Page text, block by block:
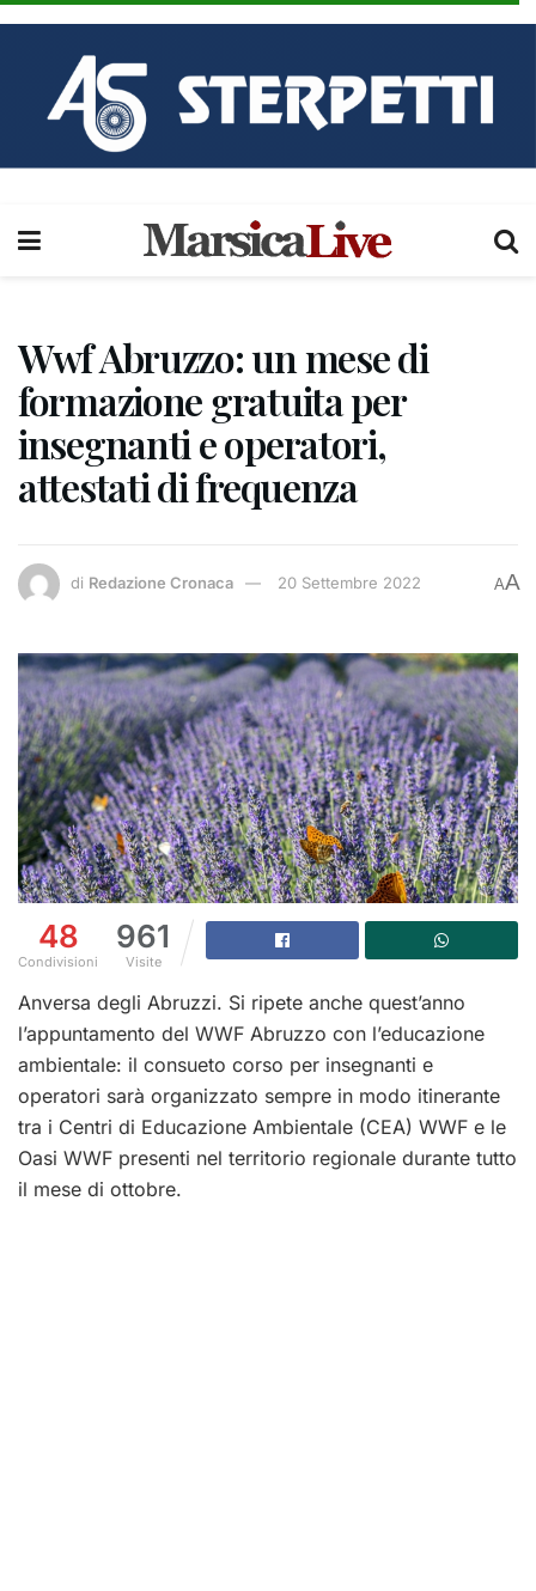
Wwf Abruzzo: un mese di
formazione gratuita per
insegnanti e operatori,
attestati di frequenza
di Redazione Cronaca 20 Settembre 2022 AA
48
Condivisioni
961
Visite
Anversa degli Abruzzi. Si ripete anche quest’anno
l’appuntamento del WWF Abruzzo con l’educazione
ambientale: il consueto corso per insegnanti e
operatori sarà organizzato sempre in modo itinerante
tra i Centri di Educazione Ambientale (CEA) WWF e le
Oasi WWF presenti nel territorio regionale durante tutto
il mese di ottobre.